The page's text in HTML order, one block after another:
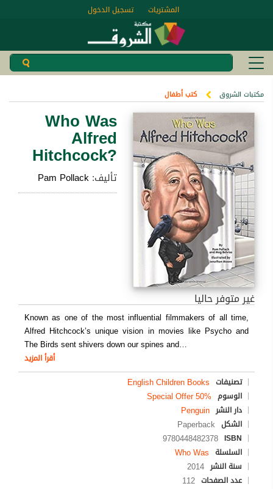
تسجيل الدخول المشتريات
مكتبات الشروق كتب أطفال
Who Was
Alfred
Hitchcock?
تأليف:Pam Pollack
غير متوفر حاليا
Known as one of the most influential filmmakers of all time,
Alfred Hitchcock’s unique vision in movies like Psycho and
The Birds sent shivers down our spines and…
أقرأ المزيد
تصنيفات English Children Books
الوسوم Special Offer 50%
دار النشر Penguin
الشكل Paperback
ISBN
9780448482378
السلسلة Who Was
سنة النشر 2014
عدد الصفحات 112